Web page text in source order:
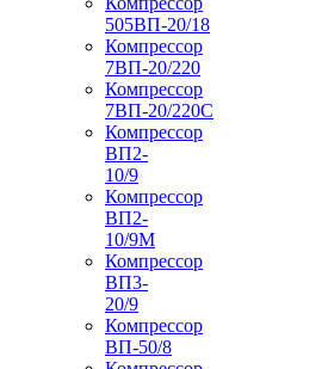
505ВП-20/18
Компрессор
7ВП-20/220
Компрессор
7ВП-20/220С
Компрессор
ВП2-
10/9
Компрессор
ВП2-
10/9М
Компрессор
ВП3-
20/9
Компрессор
ВП-50/8